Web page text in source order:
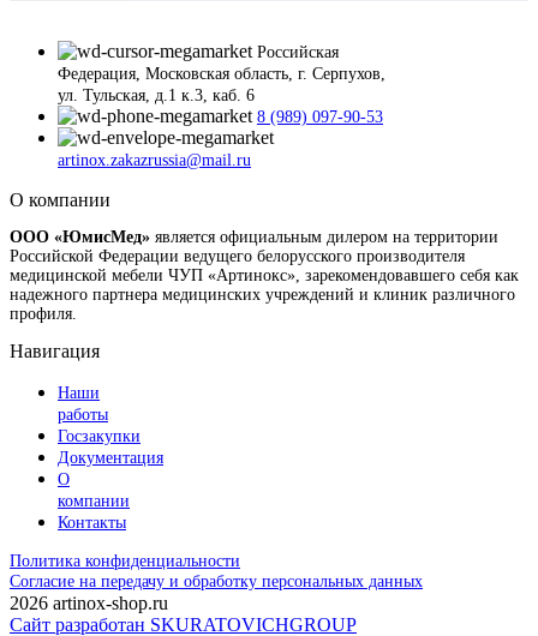
Российская
Федерация, Московская область, г. Серпухов,
ул. Тульская, д.1 к.3, каб. 6
8 (989) 097-90-53
artinox.zakazrussia@mail.ru
О компании
ООО «ЮмисМед» является официальным дилером на территории
Российской Федерации ведущего белорусского производителя
медицинской мебели ЧУП «Артинокс», зарекомендовавшего себя как
надежного партнера медицинских учреждений и клиник различного
профиля.
Навигация
Наши
работы
Госзакупки
Документация
О
компании
Контакты
Политика конфиденциальности
Согласие на передачу и обработку персональных данных
2026 artinox-shop.ru
Сайт разработан SKURATOVICHGROUP